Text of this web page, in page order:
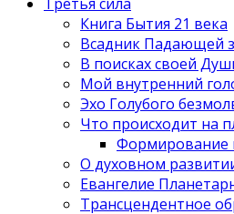
Книга Бытия 21 века
Всадник Падающей
В поисках своей
Мой внутренний
Эхо Голубого
Что происходит на
Формирование
О духовном
Евангелие
Трансцендентное